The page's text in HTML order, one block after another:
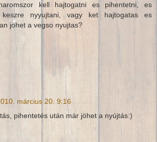
kell hajtogatni es pihentetni, es
nyyujtani, vagy ket hajtogatas es
johet a vegso nyujtas?
március 20. 9:16
pihentetés után már jöhet a nyújtás:)